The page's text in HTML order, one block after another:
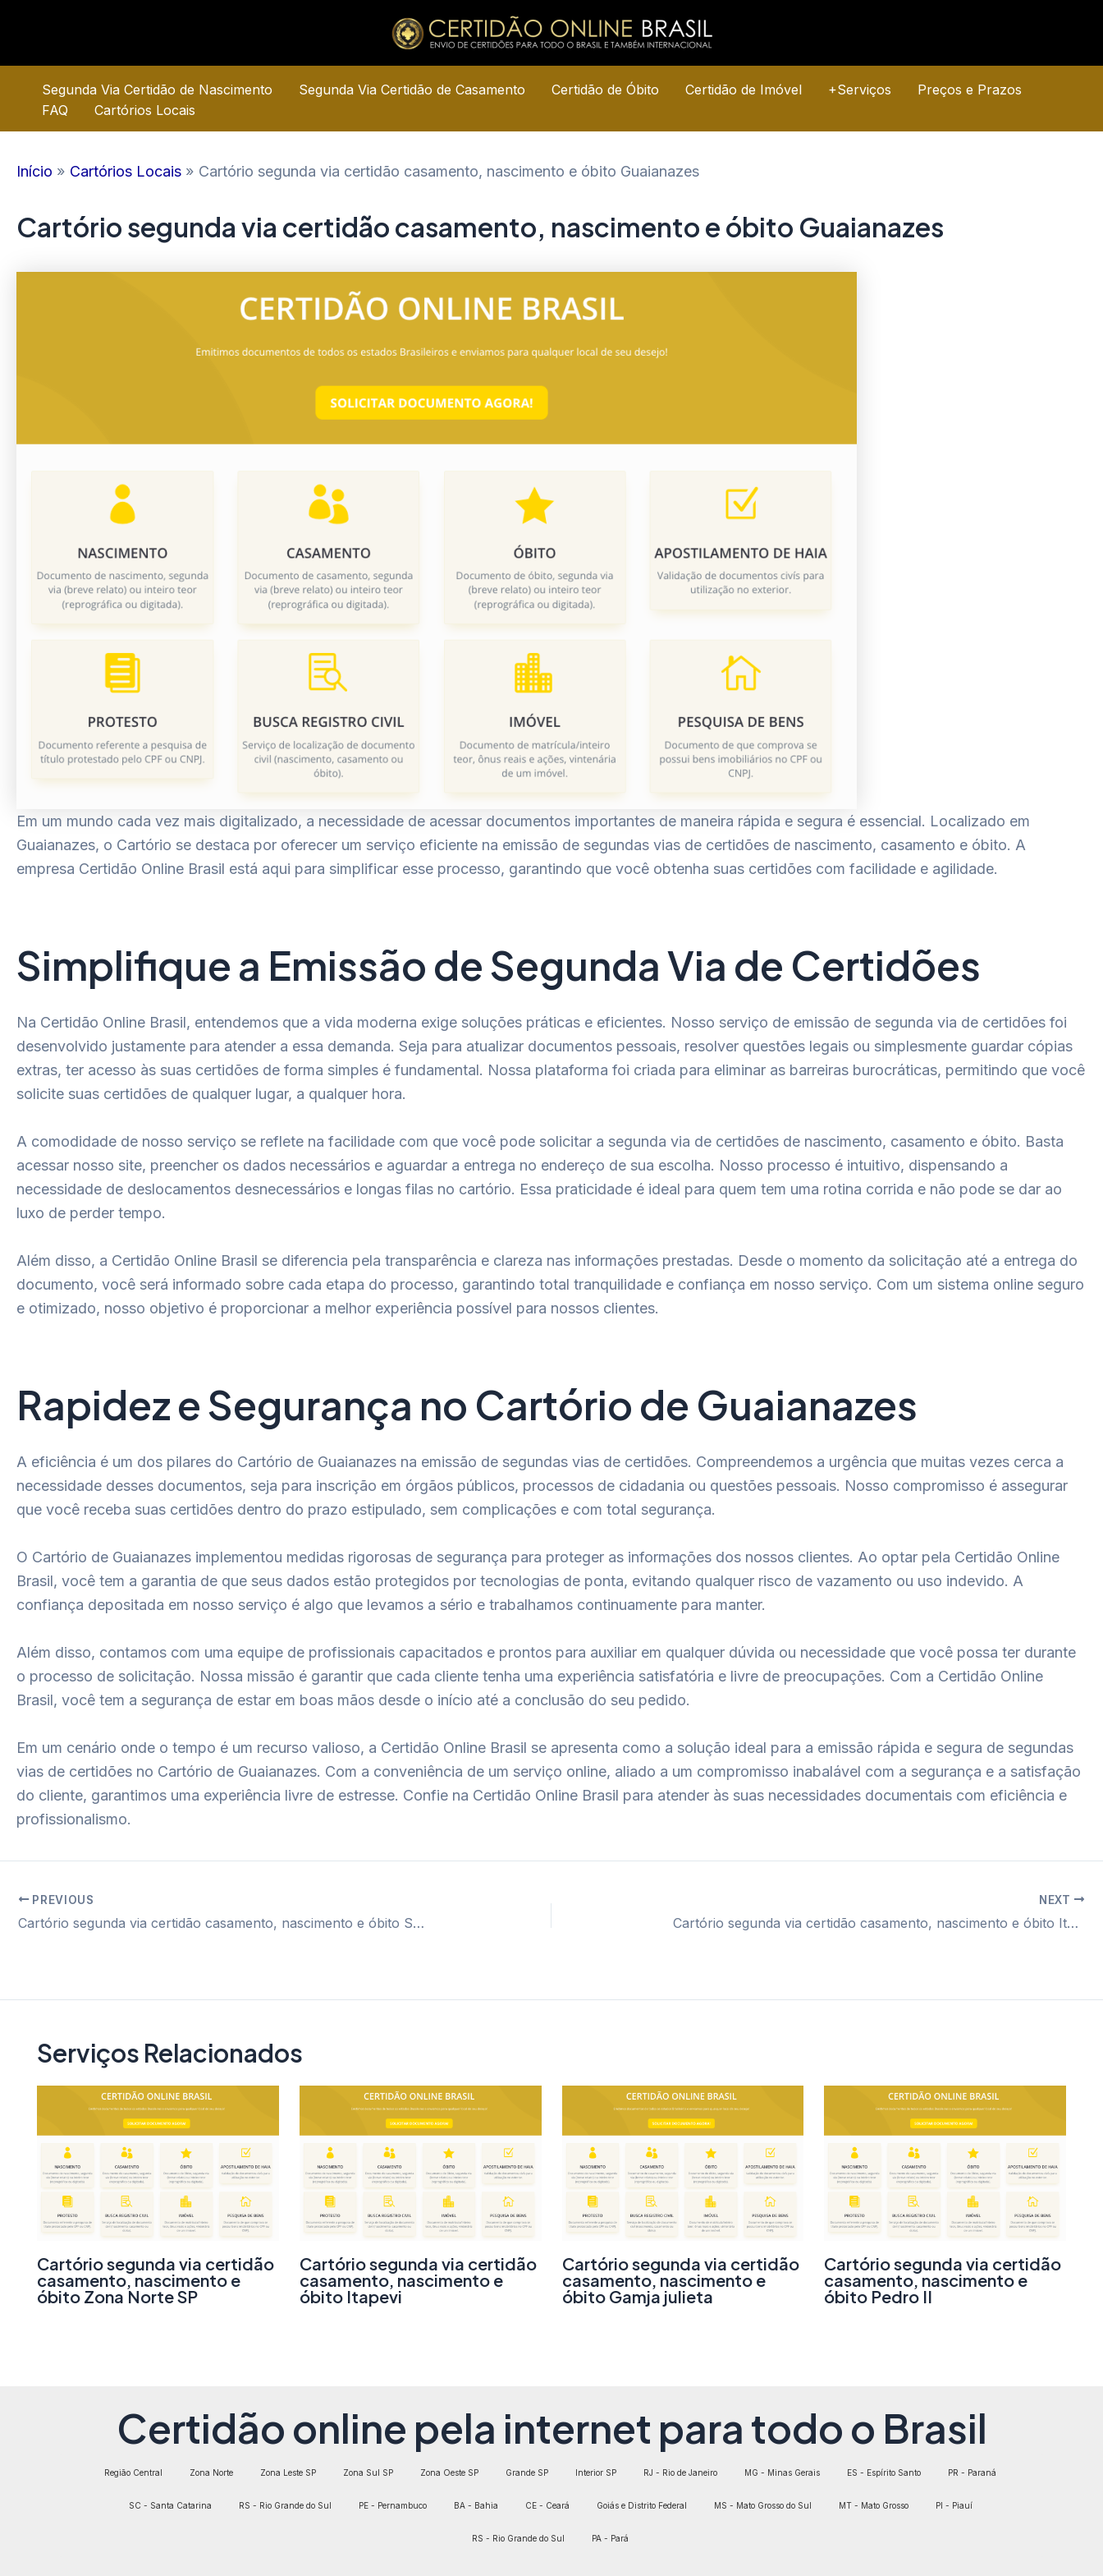
conteúdoSegunda Via Certidão de Nascimento Segunda Via Certidão de Casamento Certidão de Óbito Certidão de Imóvel +Serviços
Preços e Prazos
FAQ
Cartórios Locais
Início Cartórios Locais Cartório segunda via certidão casamento, nascimento e óbito Guaianazes
Cartório segunda via certidão casamento, nascimento e óbito Guaianazes
Em um mundo cada vez mais digitalizado, a necessidade de acessar documentos importantes de maneira rápida e segura é essencial. Localizado em
Guaianazes, o Cartório se destaca por oferecer um serviço eficiente na emissão de segundas vias de certidões de nascimento, casamento e óbito. A
empresa Certidão Online Brasil está aqui para simplificar esse processo, garantindo que você obtenha suas certidões com facilidade e agilidade.
Simplifique a Emissão de Segunda Via de Certidões
Na Certidão Online Brasil, entendemos que a vida moderna exige soluções práticas e eficientes. Nosso serviço de emissão de segunda via de certidões foi
desenvolvido justamente para atender a essa demanda. Seja para atualizar documentos pessoais, resolver questões legais ou simplesmente guardar cópias
extras, ter acesso às suas certidões de forma simples é fundamental. Nossa plataforma foi criada para eliminar as barreiras burocráticas, permitindo que você
solicite suas certidões de qualquer lugar, a qualquer hora.
A comodidade de nosso serviço se reflete na facilidade com que você pode solicitar a segunda via de certidões de nascimento, casamento e óbito. Basta
acessar nosso site, preencher os dados necessários e aguardar a entrega no endereço de sua escolha. Nosso processo é intuitivo, dispensando a
necessidade de deslocamentos desnecessários e longas filas no cartório. Essa praticidade é ideal para quem tem uma rotina corrida e não pode se dar ao
luxo de perder tempo.
Além disso, a Certidão Online Brasil se diferencia pela transparência e clareza nas informações prestadas. Desde o momento da solicitação até a entrega do
documento, você será informado sobre cada etapa do processo, garantindo total tranquilidade e confiança em nosso serviço. Com um sistema online seguro
e otimizado, nosso objetivo é proporcionar a melhor experiência possível para nossos clientes.
Rapidez e Segurança no Cartório de Guaianazes
A eficiência é um dos pilares do Cartório de Guaianazes na emissão de segundas vias de certidões. Compreendemos a urgência que muitas vezes cerca a
necessidade desses documentos, seja para inscrição em órgãos públicos, processos de cidadania ou questões pessoais. Nosso compromisso é assegurar
que você receba suas certidões dentro do prazo estipulado, sem complicações e com total segurança.
O Cartório de Guaianazes implementou medidas rigorosas de segurança para proteger as informações dos nossos clientes. Ao optar pela Certidão Online
Brasil, você tem a garantia de que seus dados estão protegidos por tecnologias de ponta, evitando qualquer risco de vazamento ou uso indevido. A
confiança depositada em nosso serviço é algo que levamos a sério e trabalhamos continuamente para manter.
Além disso, contamos com uma equipe de profissionais capacitados e prontos para auxiliar em qualquer dúvida ou necessidade que você possa ter durante
o processo de solicitação. Nossa missão é garantir que cada cliente tenha uma experiência satisfatória e livre de preocupações. Com a Certidão Online
Brasil, você tem a segurança de estar em boas mãos desde o início até a conclusão do seu pedido.
Em um cenário onde o tempo é um recurso valioso, a Certidão Online Brasil se apresenta como a solução ideal para a emissão rápida e segura de segundas
vias de certidões no Cartório de Guaianazes. Com a conveniência de um serviço online, aliado a um compromisso inabalável com a segurança e a satisfação
do cliente, garantimos uma experiência livre de estresse. Confie na Certidão Online Brasil para atender às suas necessidades documentais com eficiência e
profissionalismo.
Post
navigation
PREVIOUS
Cartório segunda via certidão casamento, nascimento e óbito São Mateus
NEXT
Cartório segunda via certidão casamento, nascimento e óbito Itaim Paulista
Serviços Relacionados
Cartório segunda via certidão
casamento, nascimento e
óbito Zona Norte SP
Cartório segunda via certidão
casamento, nascimento e
óbito Itapevi
Cartório segunda via certidão
casamento, nascimento e
óbito Gamja julieta
Cartório segunda via certidão
casamento, nascimento e
óbito Pedro II
Certidão online pela internet para todo o Brasil
Região Central Zona Norte Zona Leste SP Zona Sul SP Zona Oeste SP Grande SP Interior SP RJ - Rio de Janeiro MG - Minas Gerais ES - Espírito Santo PR - Paraná
SC - Santa Catarina RS - Rio Grande do Sul PE - Pernambuco BA - Bahia CE - Ceará Goiás e Distrito Federal MS - Mato Grosso do Sul MT - Mato Grosso PI - Piauí
RS - Rio Grande do Sul PA - Pará